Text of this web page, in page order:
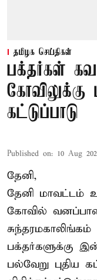
தமிழக செய்திகள்
பக்தர்கள்
கோவிலுக்கு
கட்டுப்பாடு
Published on: 10 Aug
தேனி,
தேனி மாவட்டம்
கோவில்
பக்தர்களுக்கு
பல்வேறு புதிய